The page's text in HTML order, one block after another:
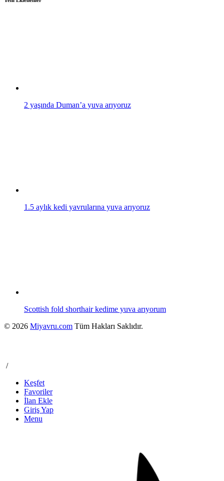
2 yaşında Duman’a yuva arıyoruz
1.5 aylık kedi yavrularına yuva arıyoruz
Scottish fold shorthair kedime yuva arıyorum
© 2026 Miyavru.com Tüm Hakları Saklıdır.
/
Keşfet
Favoriler
İlan Ekle
Giriş Yap
Menu